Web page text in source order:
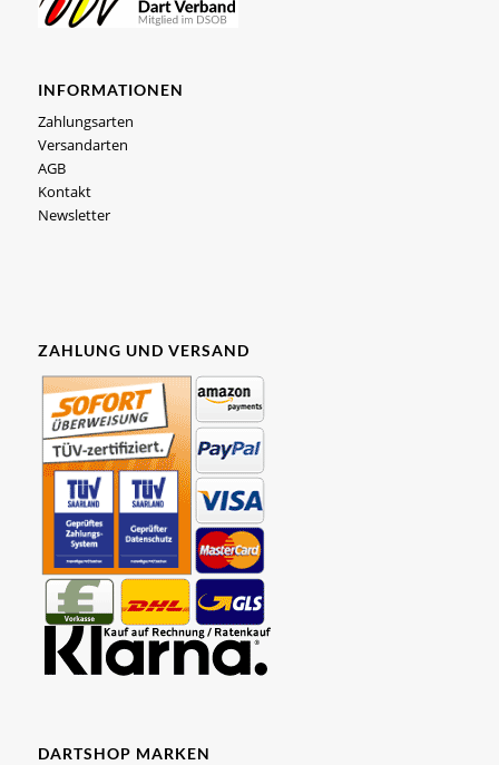
INFORMATIONEN
Zahlungsarten
Versandarten
AGB
Kontakt
Newsletter
ZAHLUNG UND VERSAND
DARTSHOP MARKEN